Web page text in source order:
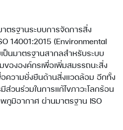
ตรฐานระบบการจัดการสิ่ง
14001:2015 (Environmental
ป็นมาตรฐานสากลสำหรับระบบ
ององค์กรเพื่อเพิ่มสมรรถนะสิ่ง
ความยั่งยืนด้านสิ่งแวดล้อม อีกทั้ง
ส่วนร่วมในการแก้ไขภาวะโลกร้อน
ภูมิอากาศ ผ่านมาตรฐาน ISO